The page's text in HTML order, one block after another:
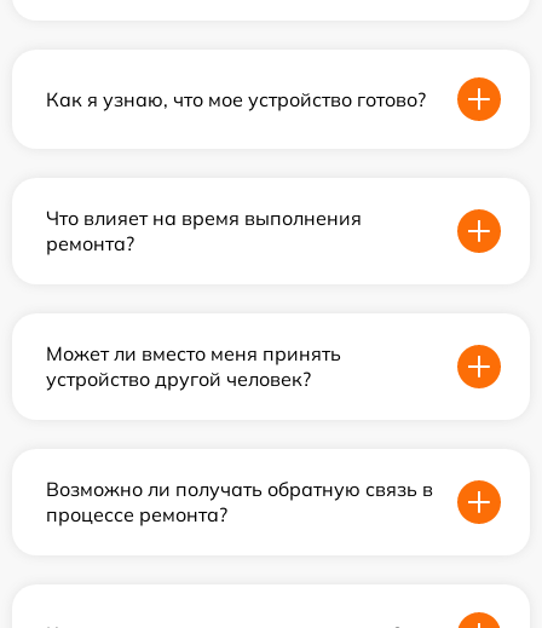
Как я узнаю, что мое устройство готово?
Что влияет на время выполнения
ремонта?
Может ли вместо меня принять
устройство другой человек?
Возможно ли получать обратную связь в
процессе ремонта?